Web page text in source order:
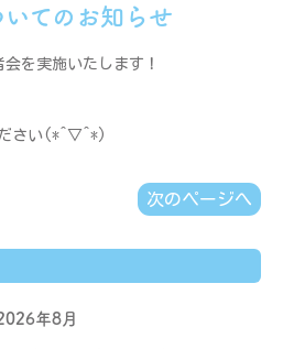
てのお知らせ
を実施いたします！
ださい(*^▽^*)
次のページへ
年8月